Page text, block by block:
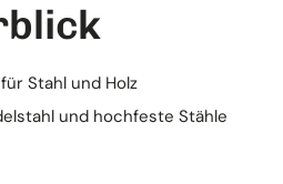
Stahl und Holz
und hochfeste Stähle